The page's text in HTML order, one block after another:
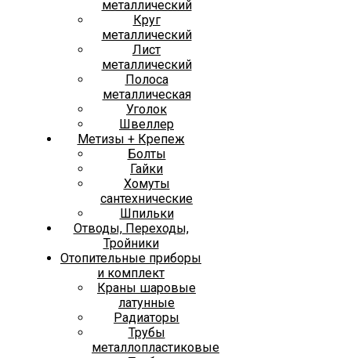
металлический
Круг
металлический
Лист
металлический
Полоса
металлическая
Уголок
Швеллер
Метизы + Крепеж
Болты
Гайки
Хомуты
сантехнические
Шпильки
Отводы, Переходы,
Тройники
Отопительные приборы
и комплект
Краны шаровые
латунные
Радиаторы
Трубы
металлопластиковые